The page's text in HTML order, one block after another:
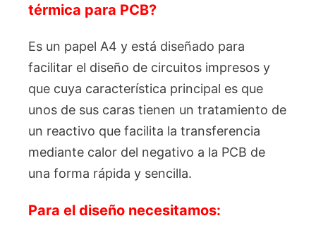
térmica para PCB?
Es un papel A4 y está diseñado para
facilitar el diseño de circuitos impresos y
que cuya característica principal es que
unos de sus caras tienen un tratamiento de
un reactivo que facilita la transferencia
mediante calor del negativo a la PCB de
una forma rápida y sencilla.
Para el diseño necesitamos: